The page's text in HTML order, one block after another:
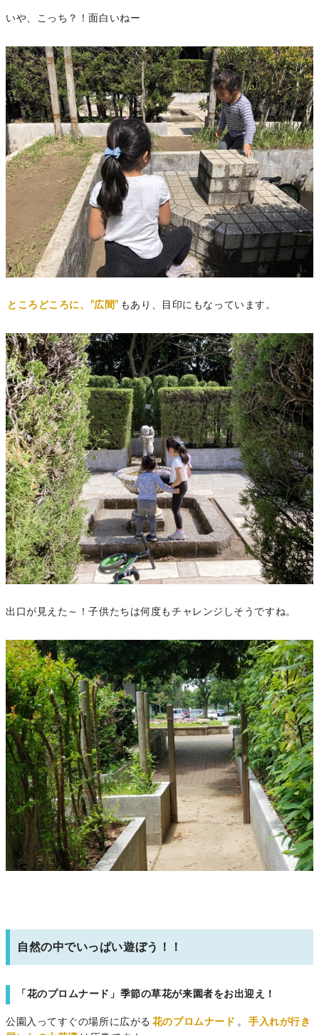
いや、こっち？！面白いねー
ところどころに、”広間” もあり、目印にもなっています。
出口が見えた～！子供たちは何度もチャレンジしそうですね。
自然の中でいっぱい遊ぼう！！
「花のプロムナード」季節の草花が来園者をお出迎え！
公園入ってすぐの場所に広がる 花のプロムナード 。
手入れが行き